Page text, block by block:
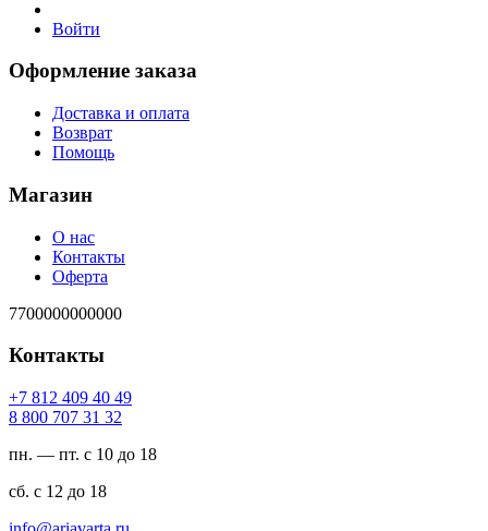
Войти
Оформление заказа
Доставка и оплата
Возврат
Помощь
Магазин
О нас
Контакты
Оферта
7700000000000
Контакты
94 04 904 218 7+
23 13 707 008 8
пн. — пт. с 10 до 18
сб. с 12 до 18